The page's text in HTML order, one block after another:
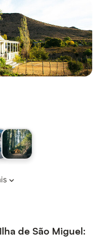
de São Miguel: